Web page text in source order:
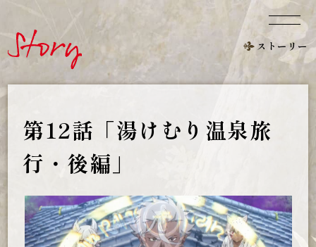
ストーリー
第12話 「湯けむり温泉旅
行・後編」